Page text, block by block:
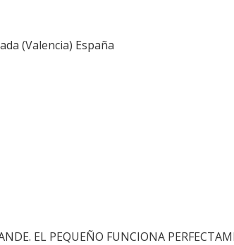
(Valencia) España
EL PEQUEÑO FUNCIONA